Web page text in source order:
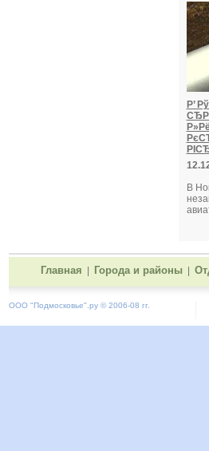
Р’
В
Главная Города и районы
ООО "Подмосковье" .ру © 2006-08 гг.